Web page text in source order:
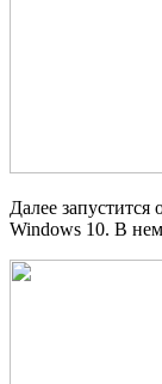
Далее
Windows 10. В